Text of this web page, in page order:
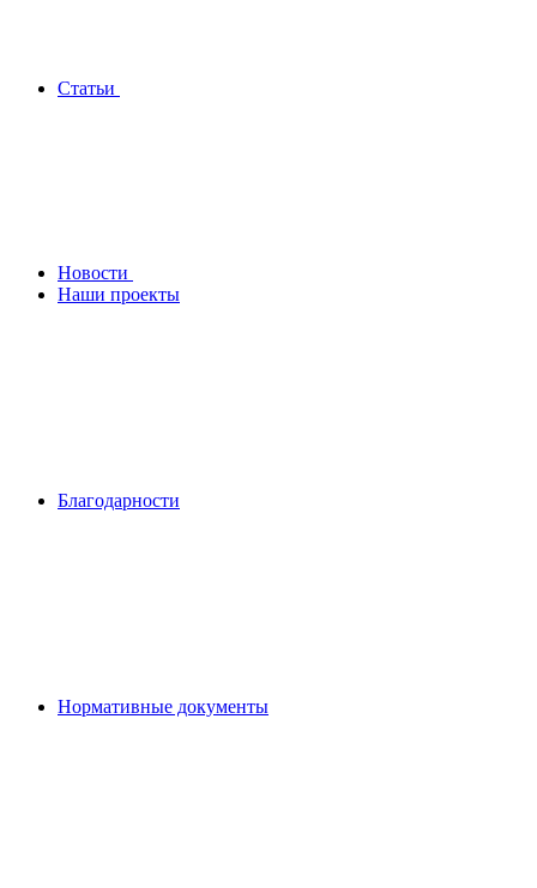
Статьи
Новости
Наши проекты
Благодарности
Нормативные документы